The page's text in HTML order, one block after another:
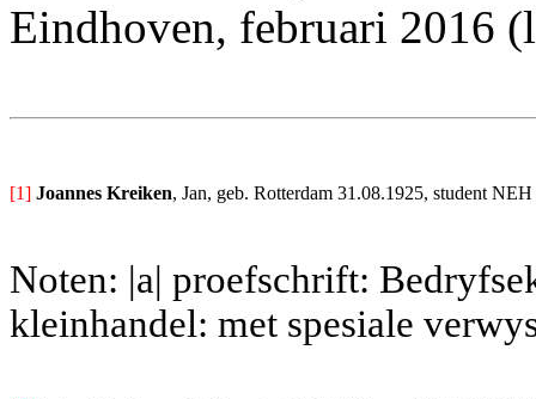
Eindhoven, februari 2016
[1] Joannes Kreiken, Jan, geb. Rotterdam 31.08.1925, student
Noten: |a| proefschrift:
kleinhandel: met spesiale